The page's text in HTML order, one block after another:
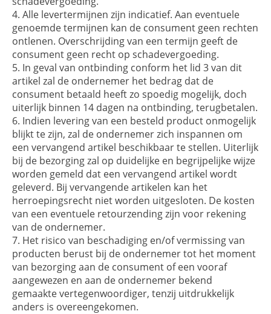
Alle levertermijnen zijn indicatief. Aan eventuele
genoemde termijnen kan de consument geen rechten
ontlenen. Overschrijding van een termijn geeft de
consument geen recht op schadevergoeding.
In geval van ontbinding conform het lid 3 van dit
artikel zal de ondernemer het bedrag dat de
consument betaald heeft zo spoedig mogelijk, doch
uiterlijk binnen 14 dagen na ontbinding, terugbetalen.
Indien levering van een besteld product onmogelijk
blijkt te zijn, zal de ondernemer zich inspannen om
een vervangend artikel beschikbaar te stellen. Uiterlijk
bij de bezorging zal op duidelijke en begrijpelijke wijze
worden gemeld dat een vervangend artikel wordt
geleverd. Bij vervangende artikelen kan het
herroepingsrecht niet worden uitgesloten. De kosten
van een eventuele retourzending zijn voor rekening
van de ondernemer.
Het risico van beschadiging en/of vermissing van
producten berust bij de ondernemer tot het moment
van bezorging aan de consument of een vooraf
aangewezen en aan de ondernemer bekend
gemaakte vertegenwoordiger, tenzij uitdrukkelijk
anders is overeengekomen.